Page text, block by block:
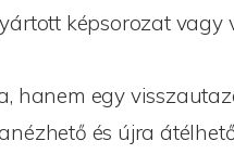
képsorozat vagy
hanem egy
és újra